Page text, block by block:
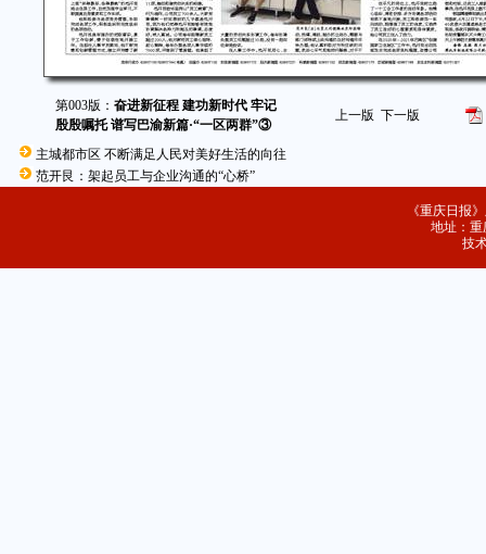
第003版：奋进新征程 建功新时代 牢记
殷殷嘱托 谱写巴渝新篇·“一区两群”③
上一版 下一版
主城都市区 不断满足人民对美好生活的向往
范开艮：架起员工与企业沟通的“心桥”
《重庆日报
地址：重
技